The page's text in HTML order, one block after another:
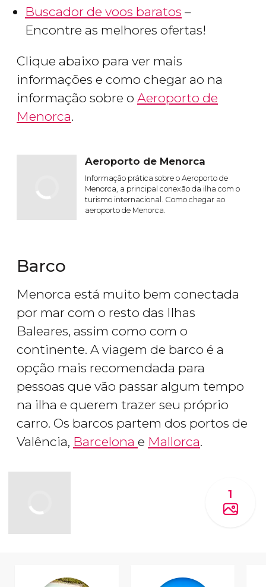
Buscador de voos baratos –
Encontre as melhores ofertas!
Clique abaixo para ver mais
informações e como chegar ao na
informação sobre o Aeroporto de
Menorca.
Aeroporto de Menorca
Informação prática sobre o Aeroporto de
Menorca, a principal conexão da ilha com o
turismo internacional. Como chegar ao
aeroporto de Menorca.
Barco
Menorca está muito bem conectada
por mar com o resto das Ilhas
Baleares, assim como com o
continente. A viagem de barco é a
opção mais recomendada para
pessoas que vão passar algum tempo
na ilha e querem trazer seu próprio
carro. Os barcos partem dos portos de
Valência, Barcelona e Mallorca.
1